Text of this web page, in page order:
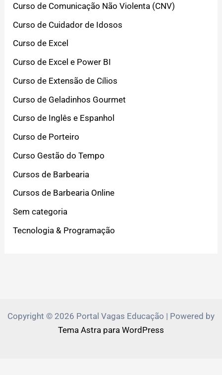
Curso de Comunicação Não Violenta (CNV)
Curso de Cuidador de Idosos
Curso de Excel
Curso de Excel e Power BI
Curso de Extensão de Cílios
Curso de Geladinhos Gourmet
Curso de Inglês e Espanhol
Curso de Porteiro
Curso Gestão do Tempo
Cursos de Barbearia
Cursos de Barbearia Online
Sem categoria
Tecnologia & Programação
Copyright © 2026 Portal Vagas Educação | Powered by
Tema Astra para WordPress